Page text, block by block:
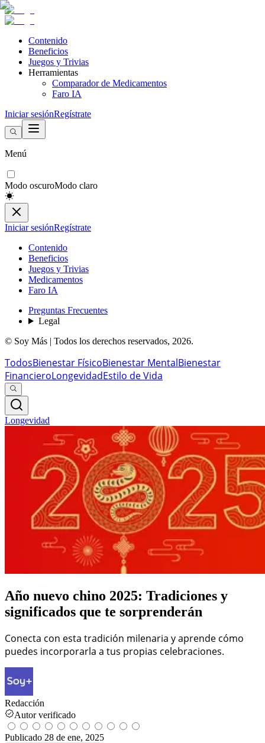
Contenido
Beneficios
Juegos y Trivias
Herramientas
Comparador de Medicamentos
Faro IA
Iniciar sesiónRegístrate
Menú
Modo oscuroModo claro
Iniciar sesiónRegístrate
Contenido
Beneficios
Juegos y Trivias
Medicamentos
Faro IA
Preguntas Frecuentes
Legal
© Soy Más | Todos los derechos reservados, 2026.
TodosBienestar FísicoBienestar MentalBienestar
FinancieroLongevidadEstilo de Vida
Longevidad
Año nuevo chino 2025: Tradiciones y
significados que te sorprenderán
Conecta con esta tradición milenaria y aprende cómo
puedes incorporarla a tus propias celebraciones.
Redacción
Autor verificado
Publicado 28 de ene, 2025